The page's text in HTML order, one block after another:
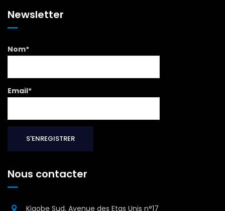
Newsletter
Nom*
Email*
Nous contacter
Kigobe Sud, Avenue des Etas Unis n°17